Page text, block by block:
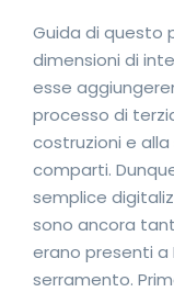
Guida di questo
dimensioni di
esse
processo di
costruzioni e
comparti.
semplice
sono ancora
erano presenti a
serramento.